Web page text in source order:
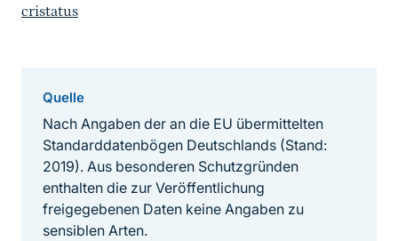
cristatus
Quelle
Nach Angaben der an die EU übermittelten
Standarddatenbögen Deutschlands (Stand:
2019). Aus besonderen Schutzgründen
enthalten die zur Veröffentlichung
freigegebenen Daten keine Angaben zu
sensiblen Arten.